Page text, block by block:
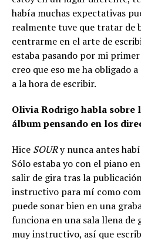
había muchas expectativas
realmente tuve que tratar de
centrarme en el arte de
estaba pasando por mi
creo que eso me ha obligado
a la hora de escribir.
Olivia Rodrigo habla sobre
álbum pensando en los
Hice SOURy nunca antes
Sólo estaba yo con el piano
salir de gira tras la
instructivo para mí como
puede sonar bien en una
funciona en una sala llena de
muy instructivo, así que